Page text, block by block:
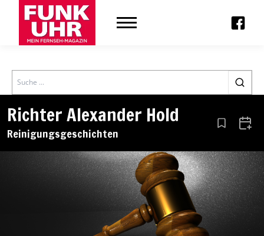
Search
Richter Alexander Hold
Reinigungsgeschichten Aus den